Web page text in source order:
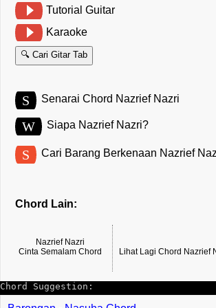
Tutorial Guitar
Karaoke
🔍 Cari Gitar Tab
S Senarai Chord Nazrief Nazri
W Siapa Nazrief Nazri?
S Cari Barang Berkenaan Nazrief
Chord Lain:
Nazrief Nazri
Cinta Semalam Chord
Lihat Lagi Chord Nazrief
Chord Suggestion: